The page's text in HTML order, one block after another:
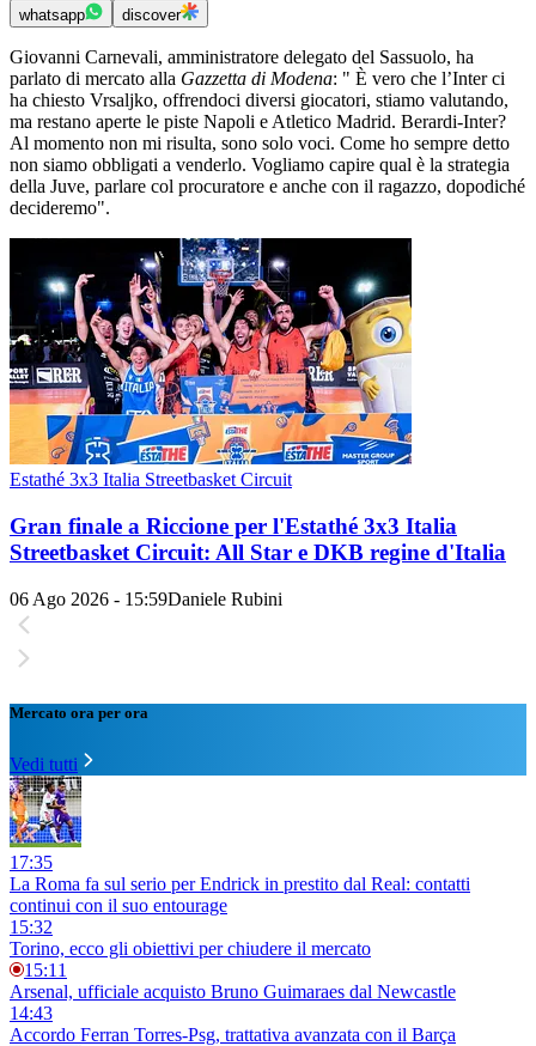
whatsapp discover
Giovanni Carnevali, amministratore delegato del Sassuolo, ha
parlato di mercato alla Gazzetta di Modena: " È vero che l’Inter ci
ha chiesto Vrsaljko, offrendoci diversi giocatori, stiamo valutando,
ma restano aperte le piste Napoli e Atletico Madrid. Berardi-Inter?
Al momento non mi risulta, sono solo voci. Come ho sempre detto
non siamo obbligati a venderlo. Vogliamo capire qual è la strategia
della Juve, parlare col procuratore e anche con il ragazzo, dopodiché
decideremo".
Estathé 3x3 Italia Streetbasket Circuit
Gran finale a Riccione per l'Estathé 3x3 Italia
Streetbasket Circuit: All Star e DKB regine d'Italia
06 Ago 2026 - 15:59Daniele Rubini
Mercato ora per ora
Vedi tutti
17:35
La Roma fa sul serio per Endrick in prestito dal Real: contatti
continui con il suo entourage
15:32
Torino, ecco gli obiettivi per chiudere il mercato
15:11
Arsenal, ufficiale acquisto Bruno Guimaraes dal Newcastle
14:43
Accordo Ferran Torres-Psg, trattativa avanzata con il Barça